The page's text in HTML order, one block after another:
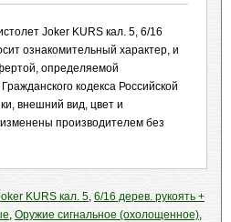
Joker KURS кал. 5, 6/16
ознакомительный характер, и
определяемой
кодекса Российской
внешний вид, цвет и
производителем без
KURS кал. 5, 6/16 дерев. рукоять +
, Оружие сигнальное (охолощенное),